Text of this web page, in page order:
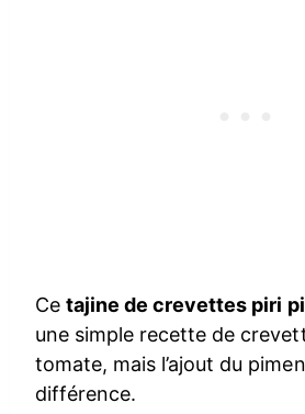
Cetajine de crevettes piri
une simple recette de
tomate, mais l’ajout du
différence.